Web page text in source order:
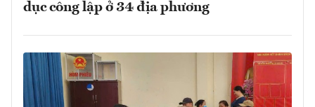
dục công lập ở 34 địa phương